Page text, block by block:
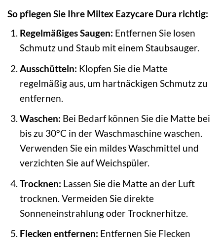
So pflegen Sie Ihre Miltex Eazycare Dura richtig:
Regelmäßiges Saugen: Entfernen Sie losen
Schmutz und Staub mit einem Staubsauger.
Ausschütteln: Klopfen Sie die Matte
regelmäßig aus, um hartnäckigen Schmutz zu
entfernen.
Waschen: Bei Bedarf können Sie die Matte bei
bis zu 30°C in der Waschmaschine waschen.
Verwenden Sie ein mildes Waschmittel und
verzichten Sie auf Weichspüler.
Trocknen: Lassen Sie die Matte an der Luft
trocknen. Vermeiden Sie direkte
Sonneneinstrahlung oder Trocknerhitze.
Flecken entfernen: Entfernen Sie Flecken